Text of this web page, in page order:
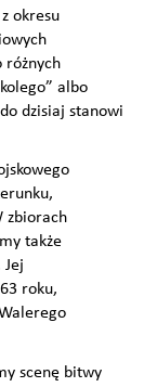
okresu
różnych
albo
dzisiaj stanowi
zbiorach
także
roku,
scenę bitwy